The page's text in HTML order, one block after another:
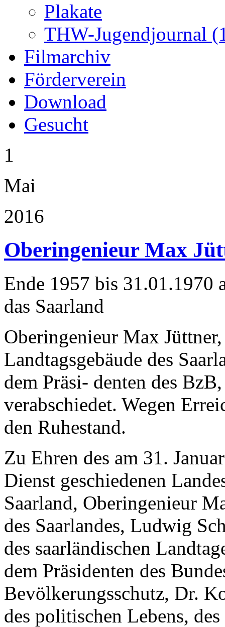
Plakate
THW-Jugendjournal
Filmarchiv
Förderverein
Download
Gesucht
1
Mai
2016
Oberingenieur Max
Ende 1957 bis 31.01.1970
das Saarland
Oberingenieur Max
Landtagsgebäude des
dem Präsi- denten des
verabschiedet. Wegen
den Ruhestand.
Zu Ehren des am 31.
Dienst geschiedenen
Saarland, Oberingenieur
des Saarlandes, Ludwig
des saarländischen
dem Präsidenten des
Bevölkerungsschutz, Dr.
des politischen Lebens,